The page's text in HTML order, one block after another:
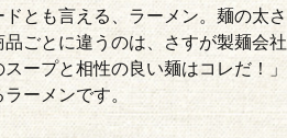
とも言える、ラーメン。麺の太さ
ごとに違うのは、さすが製麺会社
ープと相性の良い麺はコレだ！」
ーメンです。